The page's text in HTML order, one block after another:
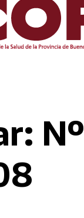
Nº